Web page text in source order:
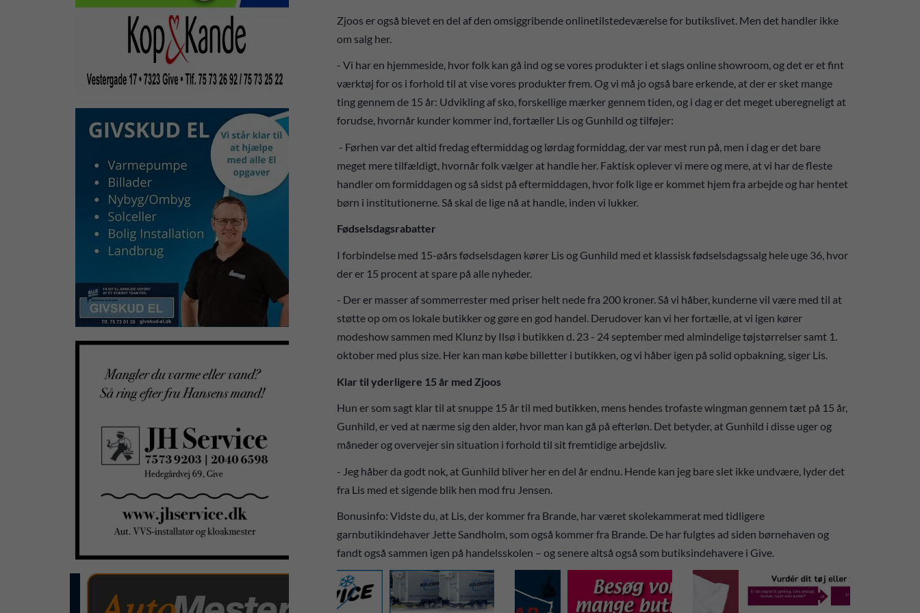
Zjoos er også blevet en del af den omsiggribende onlinetilstedeværelse for butikslivet. Men det handler ikke
om salg her.
- Vi har en hjemmeside, hvor folk kan gå ind og se vores produkter i et slags online showroom, og det er et fint
værktøj for os i forhold til at vise vores produkter frem. Og vi må jo også bare erkende, at der er sket mange
ting gennem de 15 år: Udvikling af sko, forskellige mærker gennem tiden, og i dag er det meget uberegneligt at
forudse, hvornår kunder kommer ind, fortæller Lis og Gunhild og tilføjer:
- Førhen var det altid fredag eftermiddag og lørdag formiddag, der var mest run på, men i dag er det bare
meget mere tilfældigt, hvornår folk vælger at handle her. Faktisk oplever vi mere og mere, at vi har de fleste
handler om formiddagen og så sidst på eftermiddagen, hvor folk lige er kommet hjem fra arbejde og har hentet
børn i institutionerne. Så skal de lige nå at handle, inden vi lukker.
Fødselsdagsrabatter
I forbindelse med 15-øårs fødselsdagen kører Lis og Gunhild med et klassisk fødselsdagssalg hele uge 36, hvor
der er 15 procent at spare på alle nyheder.
- Der er masser af sommerrester med priser helt nede fra 200 kroner. Så vi håber, kunderne vil være med til at
støtte op om os lokale butikker og gøre en god handel. Derudover kan vi her fortælle, at vi igen kører
modeshow sammen med Klunz by Ilsø i butikken d. 23 - 24 september med almindelige tøjstørrelser samt 1.
oktober med plus size. Her kan man købe billetter i butikken, og vi håber igen på solid opbakning, siger Lis.
Klar til yderligere 15 år med Zjoos
Hun er som sagt klar til at snuppe 15 år til med butikken, mens hendes trofaste wingman gennem tæt på 15 år,
Gunhild, er ved at nærme sig den alder, hvor man kan gå på efterløn. Det betyder, at Gunhild i disse uger og
måneder og overvejer sin situation i forhold til sit fremtidige arbejdsliv.
- Jeg håber da godt nok, at Gunhild bliver her en del år endnu. Hende kan jeg bare slet ikke undvære, lyder det
fra Lis med et sigende blik hen mod fru Jensen.
Bonusinfo: Vidste du, at Lis, der kommer fra Brande, har været skolekammerat med tidligere
garnbutikindehaver Jette Sandholm, som også kommer fra Brande. De har fulgtes ad siden børnehaven og
fandt også sammen igen på handelsskolen – og senere altså også som butiksindehavere i Give.